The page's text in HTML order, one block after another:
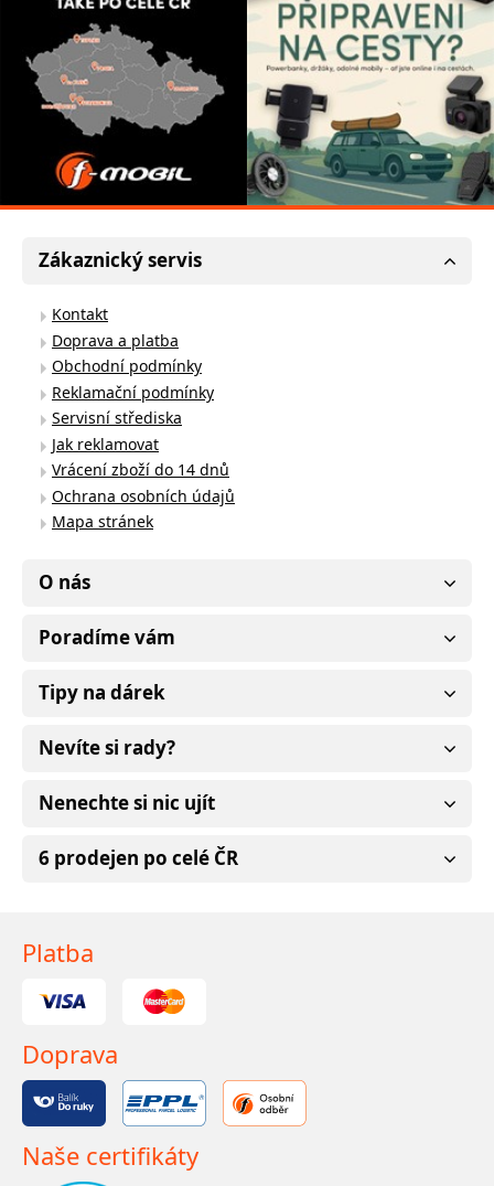
Zákaznický servis
Kontakt
Doprava a platba
Obchodní podmínky
Reklamační podmínky
Servisní střediska
Jak reklamovat
Vrácení zboží do 14 dnů
Ochrana osobních údajů
Mapa stránek
O nás
Poradíme vám
Tipy na dárek
Nevíte si rady?
Nenechte si nic ujít
6 prodejen po celé ČR
Platba
Doprava
Naše certifikáty